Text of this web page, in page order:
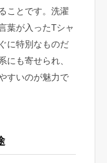
ことです。洗濯
葉が入ったTシャ
に特別なものだ
にも寄せられ、
すいのが魅力で